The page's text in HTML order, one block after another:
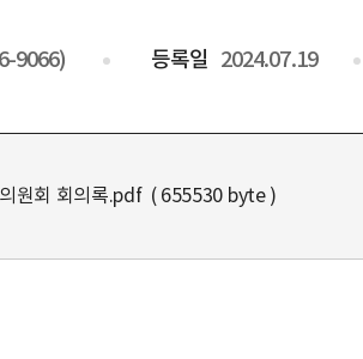
9066) 등록일 2024.07.19
원회 회의록.pdf ( 655530 byte )